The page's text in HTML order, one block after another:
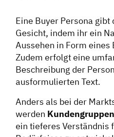
Eine Buyer Persona gibt
Gesicht, indem ihr ein
Aussehen in Form
Zudem erfolgt eine
Beschreibung der
ausformulierten Text.
Anders als bei der
werden
ein tieferes Verständnis